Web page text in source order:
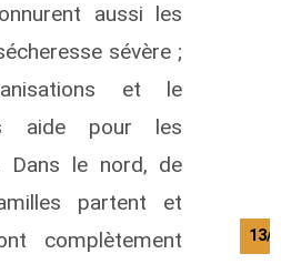
aussi les
sévère ;
et le
aide pour les
Dans le nord, de
partent et
complètement
13/